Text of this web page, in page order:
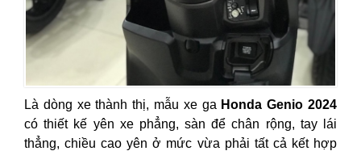
Là dòng xe thành thị, mẫu xe ga Honda Genio 2024
có thiết kế yên xe phẳng, sàn để chân rộng, tay lái
thẳng, chiều cao yên ở mức vừa phải tất cả kết hợp